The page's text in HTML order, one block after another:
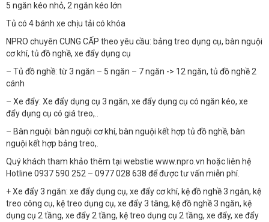
5 ngăn kéo nhỏ, 2 ngăn kéo lớn
Tủ có 4 bánh xe chịu tải có khóa
NPRO chuyên CUNG CẤP theo yêu cầu: bảng treo dụng cụ, bàn nguội
cơ khí, tủ đồ nghề, xe đẩy dụng cụ
– Tủ đồ nghề: từ 3 ngăn – 5 ngăn – 7 ngăn -> 12 ngăn, tủ đồ nghề 2
cánh
– Xe đẩy: Xe đẩy dụng cụ 3 ngăn, xe đẩy dụng cụ có ngăn kéo, xe
đẩy dụng cụ có giá treo,..
– Bàn nguội: bàn nguội cơ khí, bàn nguội kết hợp tủ đồ nghề, bàn
nguội kết hợp bảng treo,.
Quý khách tham khảo thêm tại webstie www.npro.vn hoặc liên hệ
Hotline 0937 590 252 – 0977 028 638 để được tư vấn miễn phí.
+ Xe đẩy 3 ngăn: xe đẩy dụng cụ, xe đẩy cơ khí, kệ đồ nghề 3 ngăn, kệ
treo công cụ, kệ treo dụng cụ, xe đẩy 3 tâng, kệ đồ nghề 3 ngăn, kệ
dụng cụ 2 tầng, xe đẩy 2 tầng, kệ treo dụng cụ 2 tầng, xe đẩy, xe đẩy